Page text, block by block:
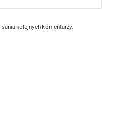
kolejnych komentarzy.